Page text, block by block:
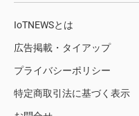
IoTNEWSとは
広告掲載・タイアップ
プライバシーポリシー
特定商取引法に基づく表示